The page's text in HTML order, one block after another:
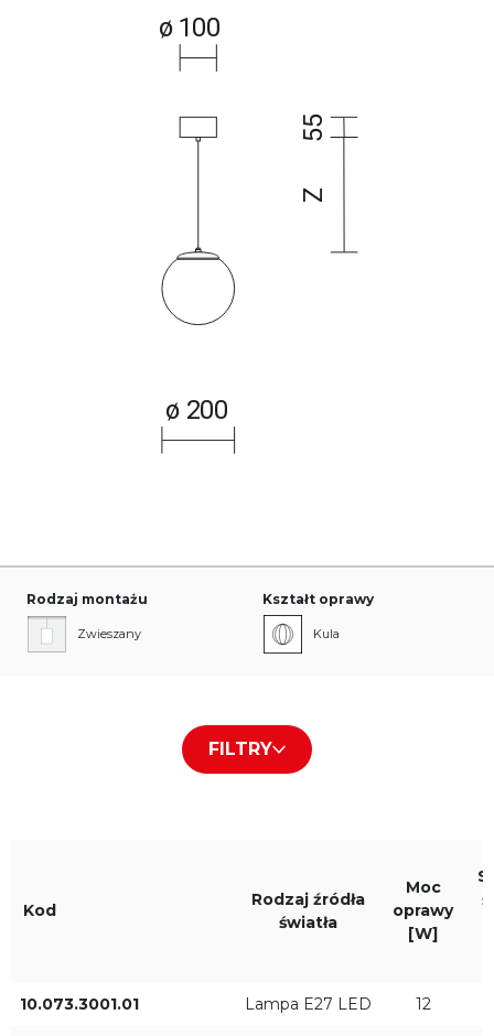
Rodzaj montażu
Zwieszany
Kształt oprawy
Kula
Rodzaj przesłony/płyty Kolor obudowy
FILTRY
Kod
Rodzaj źródła
światła
Moc
oprawy
[W]
10.073.3001.01 Lampa E27 LED 12